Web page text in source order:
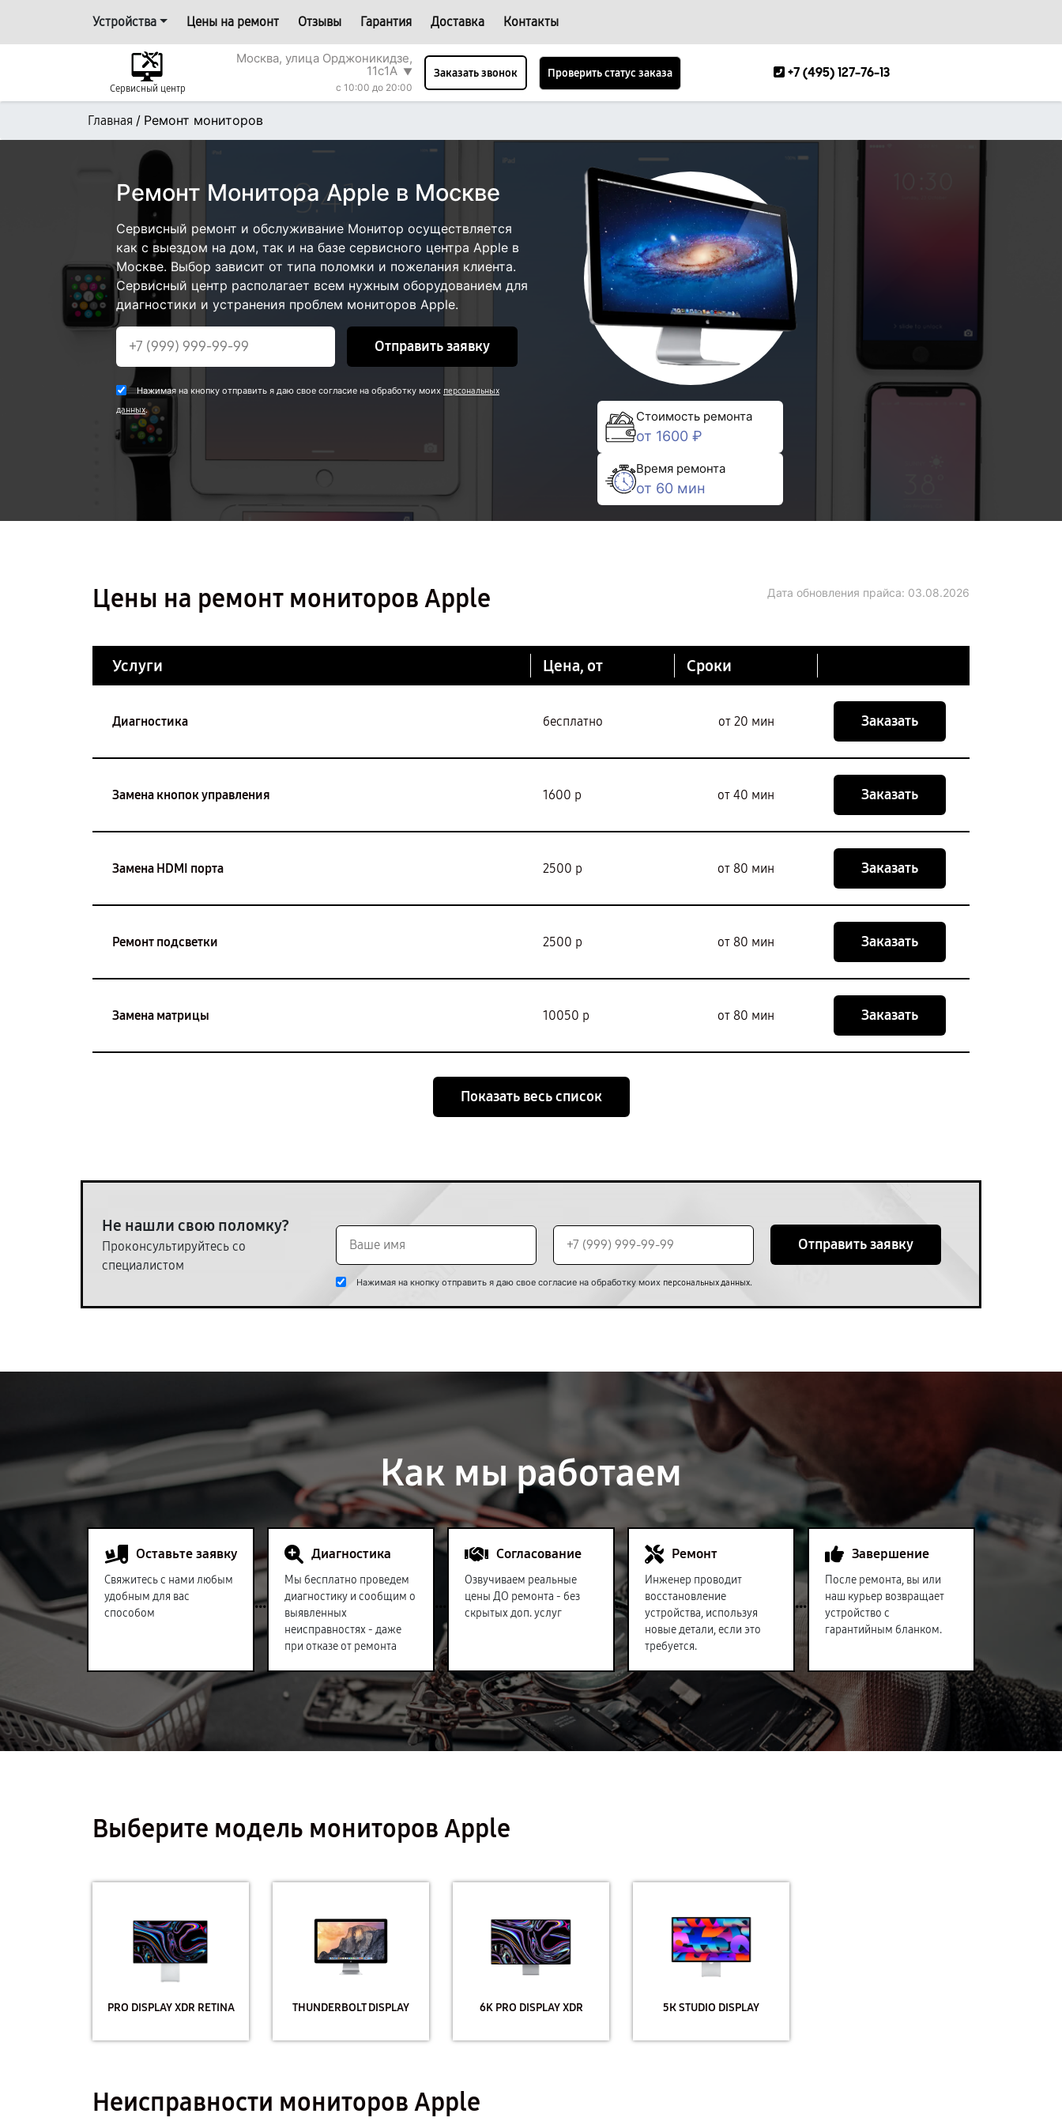
Устройства Цены на ремонт Отзывы Гарантия Доставка Контакты
Сервисный центр
Москва, улица Орджоникидзе,
11с1А ▼
с 10:00 до 20:00
Заказать звонок Проверить статус заказа +7 (495) 127-76-13
Главная / Ремонт мониторов
Ремонт Монитора Apple в Москве
Сервисный ремонт и обслуживание Монитор осуществляется
как с выездом на дом, так и на базе сервисного центра Apple в
Москве. Выбор зависит от типа поломки и пожелания клиента.
Сервисный центр располагает всем нужным оборудованием для
диагностики и устранения проблем мониторов Apple.
Отправить заявку
Нажимая на кнопку отправить я даю свое согласие на обработку моих персональных
данных. Стоимость ремонта
от 1600 ₽
Время ремонта
от 60 мин
Цены на ремонт мониторов Apple Дата обновления прайса: 03.08.2026
Услуги Цена, от Сроки
Диагностика бесплатно от 20 мин Заказать
Замена кнопок управления 1600 р от 40 мин Заказать
Замена HDMI порта 2500 р от 80 мин Заказать
Ремонт подсветки 2500 р от 80 мин Заказать
Замена матрицы 10050 р от 80 мин Заказать
Показать весь список
Не нашли свою поломку?
Проконсультируйтесь со
специалистом
Отправить заявку
Нажимая на кнопку отправить я даю свое согласие на обработку моих персональных данных.
Как мы работаем
Оставьте заявку
Свяжитесь с нами любым
удобным для вас
способом
Диагностика
Мы бесплатно проведем
диагностику и сообщим о
выявленных
неисправностях - даже
при отказе от ремонта
Согласование
Озвучиваем реальные
цены ДО ремонта - без
скрытых доп. услуг
Ремонт
Инженер проводит
восстановление
устройства, используя
новые детали, если это
требуется.
Завершение
После ремонта, вы или
наш курьер возвращает
устройство с
гарантийным бланком.
Выберите модель мониторов Apple
PRO DISPLAY XDR RETINA THUNDERBOLT DISPLAY 6K PRO DISPLAY XDR 5К STUDIO DISPLAY
Неисправности мониторов Apple